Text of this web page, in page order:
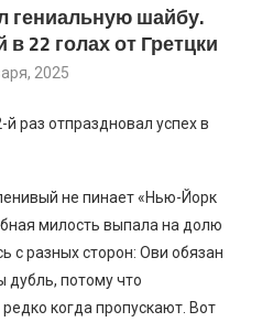
гениальную шайбу.
22 голах от Гретцки
2025
раз отпраздновал успех в
не пинает «Нью-Йорк
милость выпала на долю
с разных сторон: Ови обязан
дубль, потому что
когда пропускают. Вот